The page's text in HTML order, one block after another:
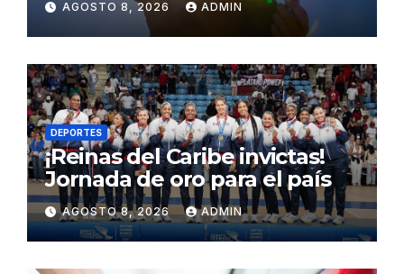
Sahara para este sábado
AGOSTO 8, 2026 ADMIN
DEPORTES
¡Reinas del Caribe invictas!
Jornada de oro para el país
AGOSTO 8, 2026 ADMIN